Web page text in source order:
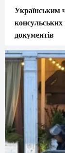
Українським
консульських
документів